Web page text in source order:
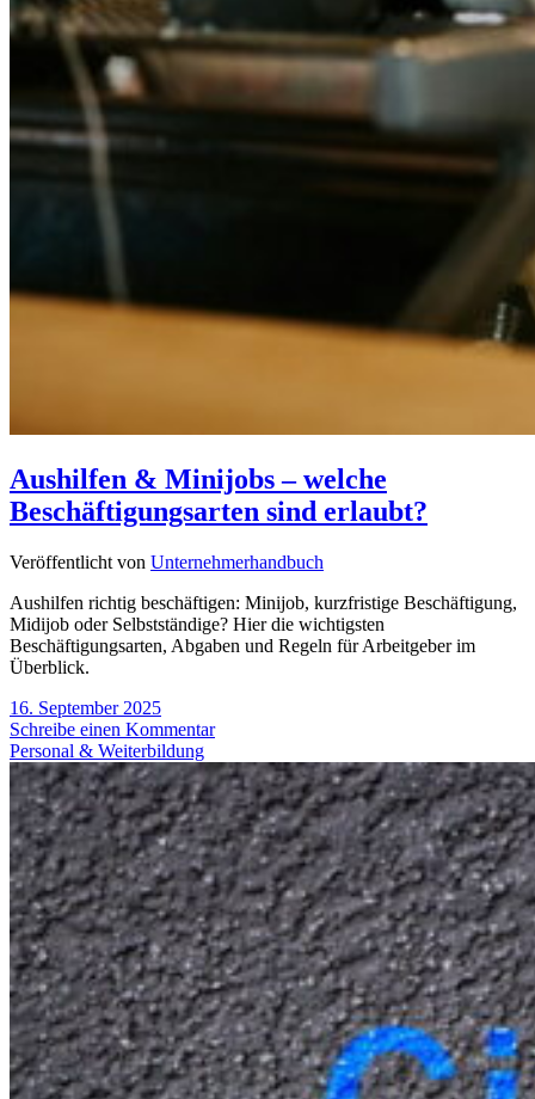
Aushilfen & Minijobs – welche
Beschäftigungsarten sind erlaubt?
Veröffentlicht von Unternehmerhandbuch
Aushilfen richtig beschäftigen: Minijob, kurzfristige Beschäftigung,
Midijob oder Selbstständige? Hier die wichtigsten
Beschäftigungsarten, Abgaben und Regeln für Arbeitgeber im
Überblick.
16. September 2025
Schreibe einen Kommentar
Personal & Weiterbildung